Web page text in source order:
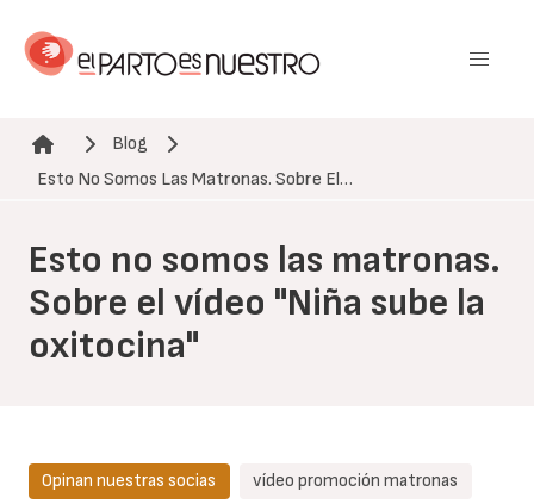
contenido
Ruta de navegación
Blog
Esto No Somos Las Matronas. Sobre El…
Esto no somos las matronas.
Sobre el vídeo "Niña sube la
oxitocina"
Opinan nuestras socias vídeo promoción matronas